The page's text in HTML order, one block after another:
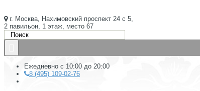
г. Москва, Нахимовский проспект 24 с 5,
2 павильон, 1 этаж, место 67
Ежедневно с 10:00 до 20:00
8 (495) 109-02-76